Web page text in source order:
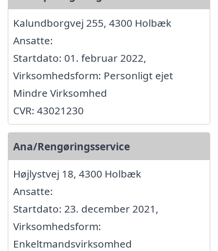
Kalundborgvej 255, 4300 Holbæk
Ansatte:
Startdato: 01. februar 2022,
Virksomhedsform: Personligt ejet
Mindre Virksomhed
CVR: 43021230
Ana/Rengøringsservice
Højlystvej 18, 4300 Holbæk
Ansatte:
Startdato: 23. december 2021,
Virksomhedsform:
Enkeltmandsvirksomhed